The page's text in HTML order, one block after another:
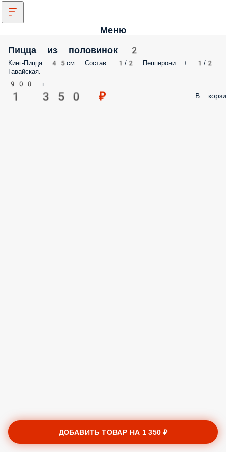
Меню
Пицца из половинок 2
Кинг-Пицца 45см. Состав: 1/2 Пепперони + 1/2
Гавайская.
900 г.
1 350 ₽ В
ДОБАВИТЬ ТОВАР НА 1 350 ₽